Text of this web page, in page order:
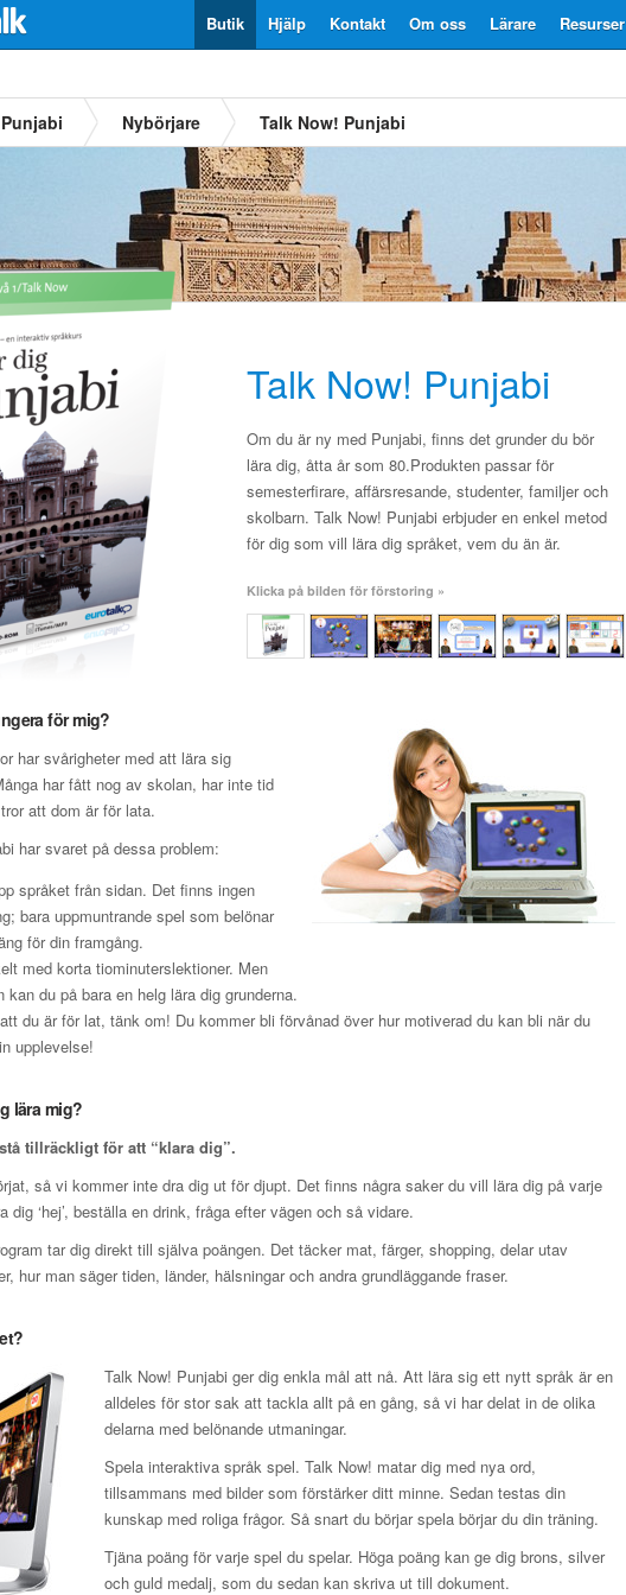
Resurser
Lärare
Om oss
Kontakt
Hjälp
Butik
Nybörjare Talk Now! Punjabi
Talk Now! Punjabi
Om du är ny med Punjabi, finns det grunder du bör
lära dig, åtta år som 80.Produkten passar för
semesterfirare, affärsresande, studenter, familjer och
skolbarn. Talk Now! Punjabi erbjuder en enkel metod
för dig som vill lära dig språket, vem du än är.
Klicka på bilden för förstoring »
för mig?
har svårigheter med att lära sig
har fått nog av skolan, har inte tid
att dom är för lata.
har svaret på dessa problem:
språket från sidan. Det finns ingen
bara uppmuntrande spel som belönar
för din framgång.
med korta tiominuterslektioner. Men
kan du på bara en helg lära dig grunderna.
du är för lat, tänk om! Du kommer bli förvånad över hur motiverad du kan bli när du
upplevelse!
lära mig?
tillräckligt för att “klara dig”.
så vi kommer inte dra dig ut för djupt. Det finns några saker du vill lära dig på varje
dig ‘hej’, beställa en drink, fråga efter vägen och så vidare.
tar dig direkt till själva poängen. Det täcker mat, färger, shopping, delar utav
hur man säger tiden, länder, hälsningar och andra grundläggande fraser.
Talk Now! Punjabi ger dig enkla mål att nå. Att lära sig ett nytt språk är en
alldeles för stor sak att tackla allt på en gång, så vi har delat in de olika
delarna med belönande utmaningar.
Spela interaktiva språk spel. Talk Now! matar dig med nya ord,
tillsammans med bilder som förstärker ditt minne. Sedan testas din
kunskap med roliga frågor. Så snart du börjar spela börjar du din träning.
Tjäna poäng för varje spel du spelar. Höga poäng kan ge dig brons, silver
och guld medalj, som du sedan kan skriva ut till dokument.